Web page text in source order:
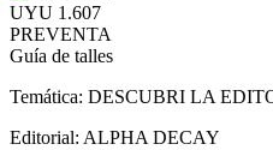
UYU 1.607
PREVENTA
Guía de talles
Temática: DESCUBRI LA
Editorial: ALPHA DECAY